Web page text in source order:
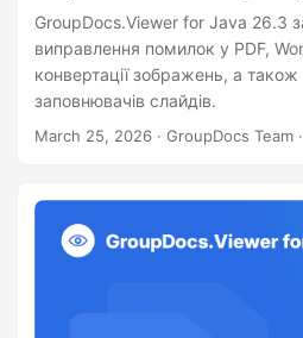
GroupDocs.Viewer for Java 26.3
виправлення помилок у PDF,
конвертації зображень, а
заповнювачів слайдів.
March 25, 2026 · GroupDocs Team